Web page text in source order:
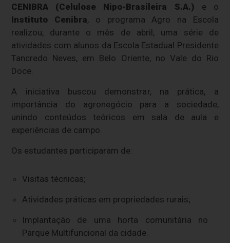
CENIBRA (Celulose Nipo-Brasileira S.A.) e o
Instituto Cenibra, o programa Agro na Escola
realizou, durante o mês de abril, uma série de
atividades com alunos da Escola Estadual Presidente
Tancredo Neves, em Belo Oriente, no Vale do Rio
Doce.
A iniciativa buscou demonstrar, na prática, a
importância do agronegócio para a sociedade,
unindo conteúdos teóricos em sala de aula e
experiências de campo.
Os estudantes participaram de:
Visitas técnicas;
Atividades práticas em propriedades rurais;
Implantação de uma horta comunitária no
Parque Multifuncional da cidade.